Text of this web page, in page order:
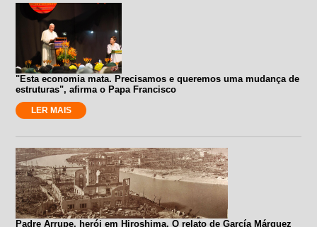
"Esta economia mata. Precisamos e queremos uma mudança de
estruturas", afirma o Papa Francisco
LER MAIS
Padre Arrupe, herói em Hiroshima. O relato de García Márquez